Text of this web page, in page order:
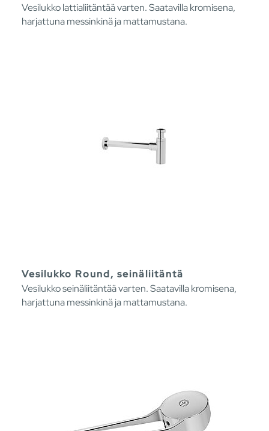
Vesilukko lattialiitäntää varten. Saatavilla kromisena,
harjattuna messinkinä ja mattamustana.
Vesilukko Round, seinäliitäntä
Vesilukko seinäliitäntää varten. Saatavilla kromisena,
harjattuna messinkinä ja mattamustana.